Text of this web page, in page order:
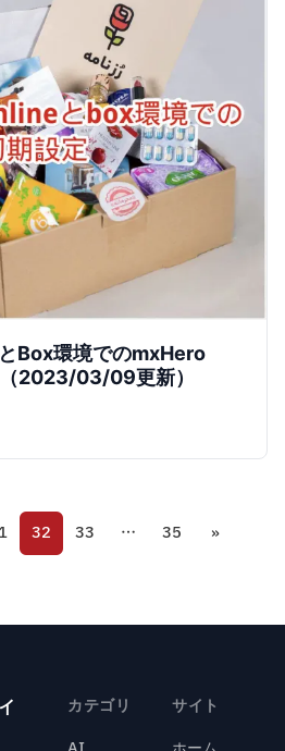
Box環境でのmxHero
2023/03/09更新）
32 33 … 35 »
カテゴリ
サイト